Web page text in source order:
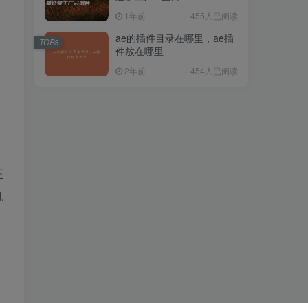
1年前 455人已阅读
ae的插件目录在哪里，ae插
件放在哪里
2年前 454人已阅读
TOP8